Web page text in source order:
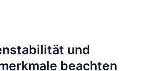
und
beachten